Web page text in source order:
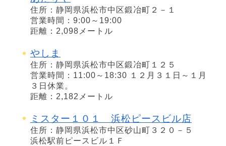
住所：静岡県浜松市中区鍛冶町２－１
営業時間：9:00～19:00
距離：2,098メートル
やしま
住所：静岡県浜松市中区鍛冶町１２５
営業時間：11:00～18:30 １２月３１日～１月
３日休業。
距離：2,182メートル
ミスター１０１ 浜松ピースビル店
住所：静岡県浜松市中区砂山町３２０－５
浜松駅前ピースビル１Ｆ